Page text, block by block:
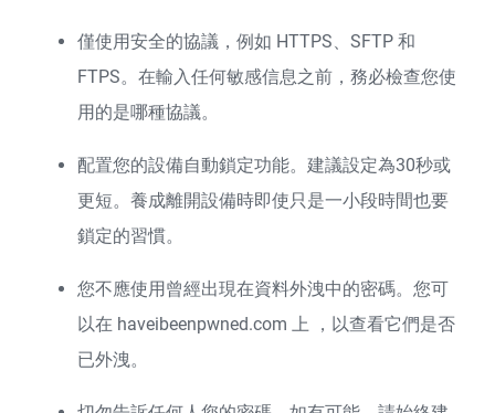
僅使用安全的協議，例如 HTTPS、SFTP 和
FTPS。在輸入任何敏感信息之前，務必檢查您使
用的是哪種協議。
配置您的設備自動鎖定功能。建議設定為30秒或
更短。養成離開設備時即使只是一小段時間也要
鎖定的習慣。
您不應使用曾經出現在資料外洩中的密碼。您可
以在 haveibeenpwned.com 上
，以查看它們是否
已外洩。